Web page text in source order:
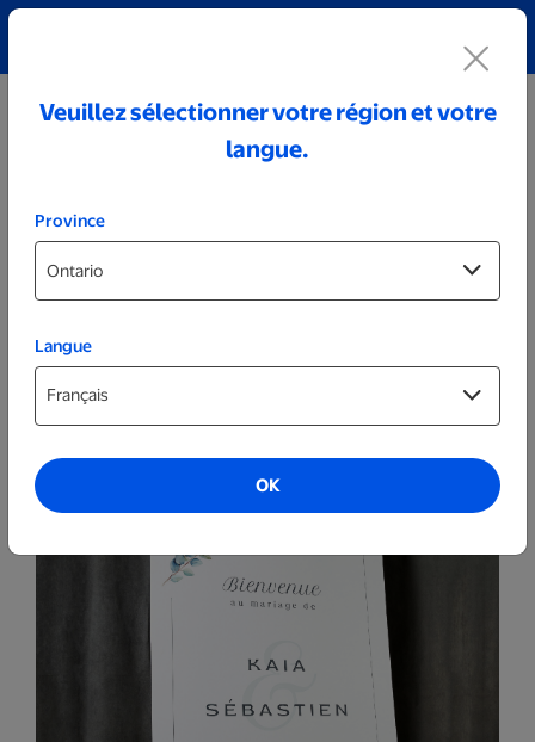
Essentiels
Affiches de mariage de 24 x 36 po
Veuillez sélectionner votre région et votre
langue.
Province
Langue
OK